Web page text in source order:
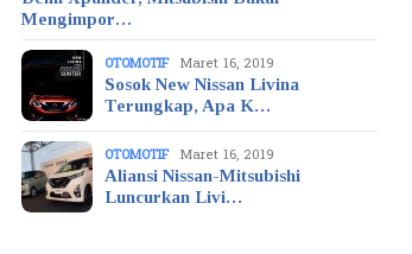
Mengimpor…
OTOMOTIF Maret 16, 2019
Sosok New Nissan Livina
Terungkap, Apa K…
OTOMOTIF Maret 16, 2019
Aliansi Nissan-Mitsubishi
Luncurkan Livi…